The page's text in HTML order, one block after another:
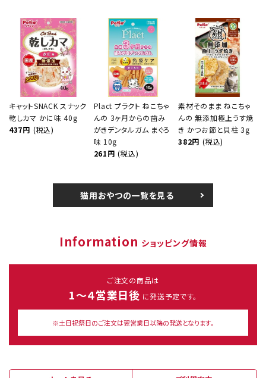
キャットSNACK スナック
乾しカマ かに味 40g
437円 (税込)
Plact プラクト ねこちゃ
んの 3ヶ月からの歯み
がきデンタルガム まぐろ
味 10g
261円 (税込)
素材そのまま ねこちゃ
んの 無添加極上うす焼
き かつお節と貝柱 3g
382円 (税込)
猫用おやつの一覧を見る
Information ショッピング情報
ご注文の商品は
1～４営業日後 に発送予定です。
※土日祝祭日のご注文は翌営業日以降の発送となります。